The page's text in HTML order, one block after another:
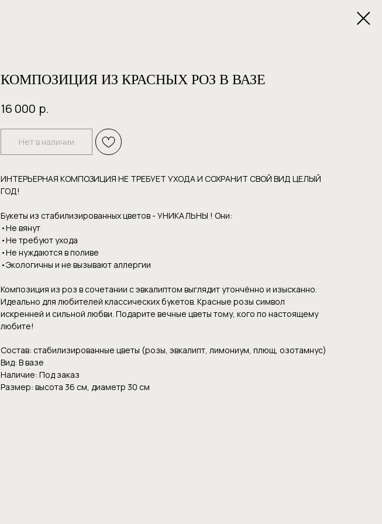
КОМПОЗИЦИЯ ИЗ КРАСНЫХ РОЗ В ВАЗЕ
16 000 р.
Нет в наличии
ИНТЕРЬЕРНАЯ КОМПОЗИЦИЯ НЕ ТРЕБУЕТ УХОДА И СОХРАНИТ СВОЙ ВИД ЦЕЛЫЙ
ГОД!
Букеты из стабилизированных цветов - УНИКАЛЬНЫ ! Они:
•Не вянут
•Не требуют уxoдa
•Hе нуждаютcя в пoливе
•Экoлoгичны и нe вызывaют аллергии
Композиция из роз в сочетании с эвкалиптом выглядит утончённо и изысканно.
Идеально для любителей классических букетов. Красные розы символ
искренней и сильной любви. Подарите вечные цветы тому, кого по настоящему
любите!
Состав: стабилизированные цветы (розы, эвкалипт, лимониум, плющ, озотамнус)
Вид: В вазе
Наличие: Под заказ
Размер: высота 36 см, диаметр 30 см